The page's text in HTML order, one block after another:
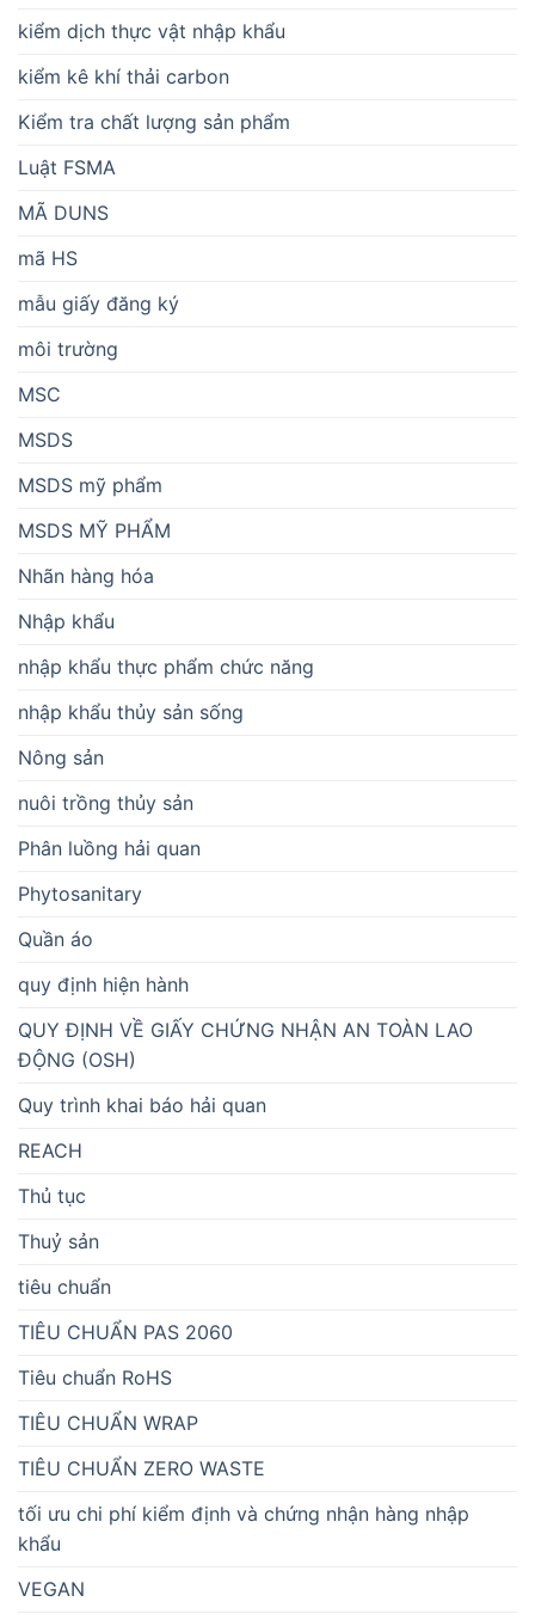
kiểm dịch thực vật nhập khẩu
kiểm kê khí thải carbon
Kiểm tra chất lượng sản phẩm
Luật FSMA
MÃ DUNS
mã HS
mẫu giấy đăng ký
môi trường
MSC
MSDS
MSDS mỹ phẩm
MSDS MỸ PHẨM
Nhãn hàng hóa
Nhập khẩu
nhập khẩu thực phẩm chức năng
nhập khẩu thủy sản sống
Nông sản
nuôi trồng thủy sản
Phân luồng hải quan
Phytosanitary
Quần áo
quy định hiện hành
QUY ĐỊNH VỀ GIẤY CHỨNG NHẬN AN TOÀN LAO
ĐỘNG (OSH)
Quy trình khai báo hải quan
REACH
Thủ tục
Thuỷ sản
tiêu chuẩn
TIÊU CHUẨN PAS 2060
Tiêu chuẩn RoHS
TIÊU CHUẨN WRAP
TIÊU CHUẨN ZERO WASTE
tối ưu chi phí kiểm định và chứng nhận hàng nhập
khẩu
VEGAN